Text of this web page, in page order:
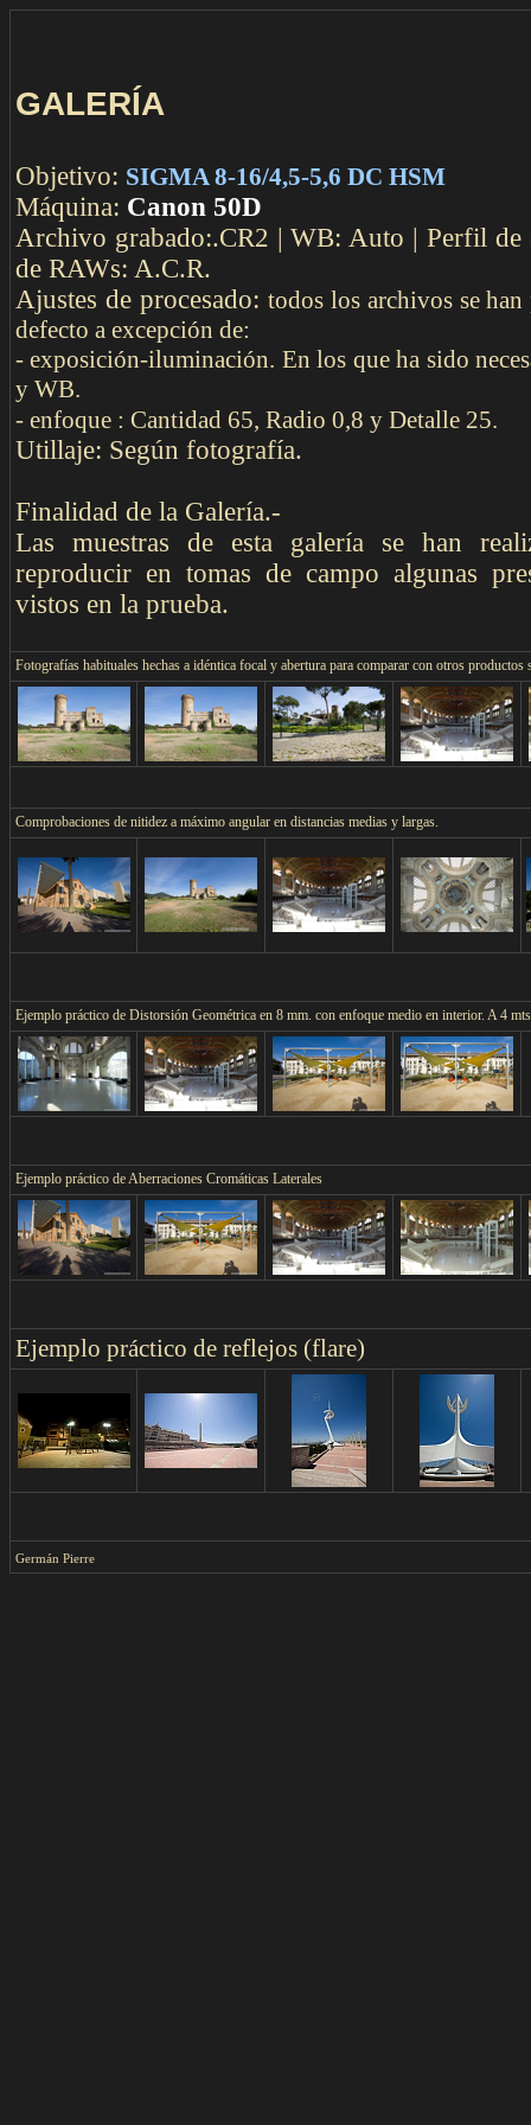
GALERÍA
Objetivo: SIGMA 8-16/4,5-5,6 DC HSM
Máquina: Canon 50D
Archivo grabado:.CR2 | WB: Auto | Perfil de
de RAWs: A.C.R.
Ajustes de procesado: todos los archivos se
defecto a excepción de:
- exposición-iluminación. En los que ha sido
y WB.
- enfoque : Cantidad 65, Radio 0,8 y Detalle 25.
Utillaje: Según fotografía.
Finalidad de la Galería.-
Las muestras de esta galería se han
reproducir en tomas de campo algunas
vistos en la prueba.
Fotografías habituales hechas a idéntica focal y abertura para comparar con otros productos
Comprobaciones de nitidez a máximo angular en distancias medias y largas.
Ejemplo práctico de Distorsión Geométrica en 8 mm. con enfoque medio en interior. A 4
Ejemplo práctico de Aberraciones Cromáticas Laterales
Ejemplo práctico de reflejos (flare)
Germán Pierre